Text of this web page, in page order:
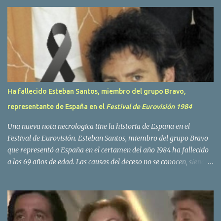
r
s
Ha fallecido Esteban Santos, miembro del grupo Bravo,
representante de España en el Festival de Eurovisión 1984
Una nueva nota necrologica tiñe la historia de España en el
Festival de Eurovisión. Esteban Santos, miembro del grupo Bravo
que representó a España en el certamen del año 1984 ha fallecido
a los 69 años de edad. Las causas del deceso no se conocen, siendo
traves de las redes sociales. Nacido en Tolosa en 1951, durante su
epoca universitaria en la carrera de empresariales conoció al